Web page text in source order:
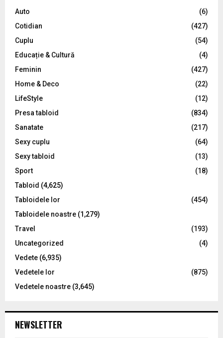
o
:
C
Auto
(6)
Cotidian
(427)
Cuplu
(54)
Educație & Cultură
(4)
Feminin
(427)
Home & Deco
(22)
LifeStyle
(12)
Presa tabloid
(834)
Sanatate
(217)
Sexy cuplu
(64)
Sexy tabloid
(13)
Sport
(18)
Tabloid (4,625)
Tabloidele lor
(454)
Tabloidele noastre (1,279)
Travel
(193)
Uncategorized
(4)
Vedete (6,935)
Vedetele lor
(875)
Vedetele noastre (3,645)
NEWSLETTER